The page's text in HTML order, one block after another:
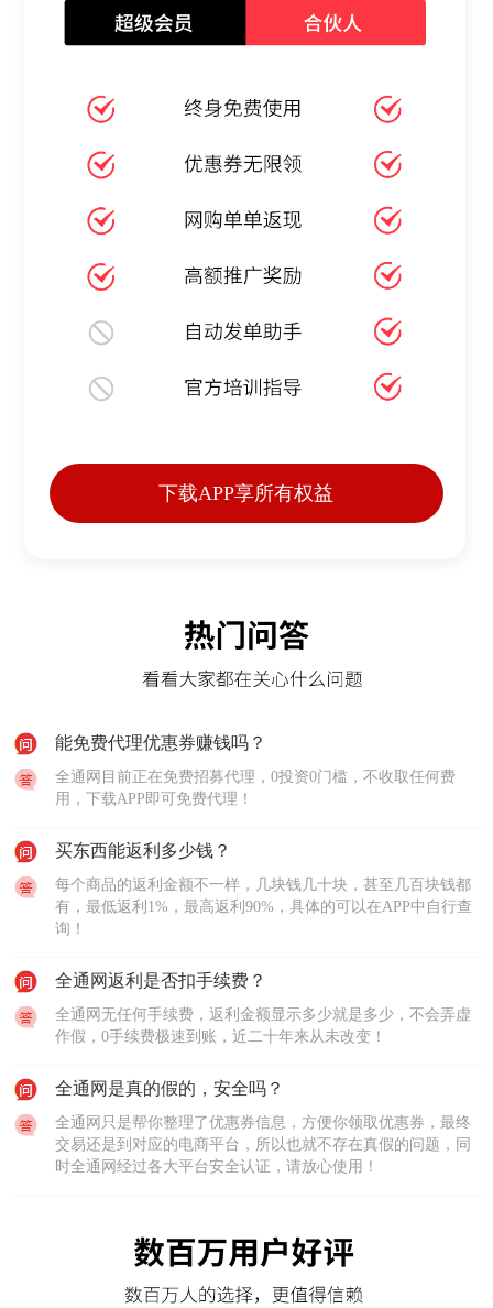
下载APP享所有权益
能免费代理优惠券赚钱吗？
全通网目前正在免费招募代理，0投资0门槛，不收取任何费
用，下载APP即可免费代理！
买东西能返利多少钱？
每个商品的返利金额不一样，几块钱几十块，甚至几百块钱都
有，最低返利1%，最高返利90%，具体的可以在APP中自行查
询！
全通网返利是否扣手续费？
全通网无任何手续费，返利金额显示多少就是多少，不会弄虚
作假，0手续费极速到账，近二十年来从未改变！
全通网是真的假的，安全吗？
全通网只是帮你整理了优惠券信息，方便你领取优惠券，最终
交易还是到对应的电商平台，所以也就不存在真假的问题，同
时全通网经过各大平台安全认证，请放心使用！